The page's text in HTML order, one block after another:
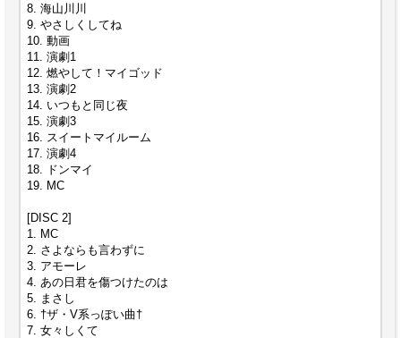
8. 海山川川
9. やさしくしてね
10. 動画
11. 演劇1
12. 燃やして！マイゴッド
13. 演劇2
14. いつもと同じ夜
15. 演劇3
16. スイートマイルーム
17. 演劇4
18. ドンマイ
19. MC
[DISC 2]
1. MC
2. さよならも言わずに
3. アモーレ
4. あの日君を傷つけたのは
5. まさし
6. †ザ・V系っぽい曲†
7. 女々しくて